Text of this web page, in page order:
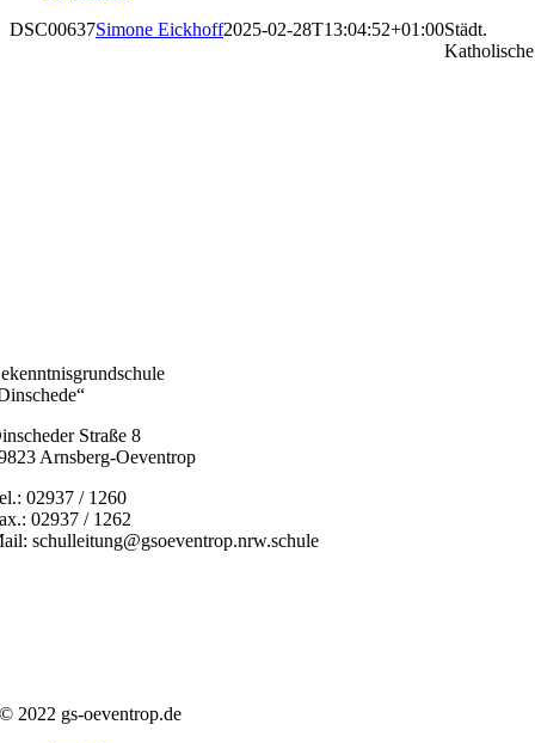
DSC00637Simone Eickhoff2025-02-28T13:04:52+01:00Städt.
Katholische
Straße 8
Arnsberg-Oeventrop
02937 / 1260
02937 / 1262
schulleitung@gsoeventrop.nrw.schule
© 2022 gs-oeventrop.de